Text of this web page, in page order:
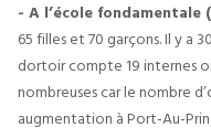
- A l’école fondamentale
65 filles et 70 garçons. Il y a
dortoir compte 19 internes
nombreuses car le nombre
augmentation à Port-Au-